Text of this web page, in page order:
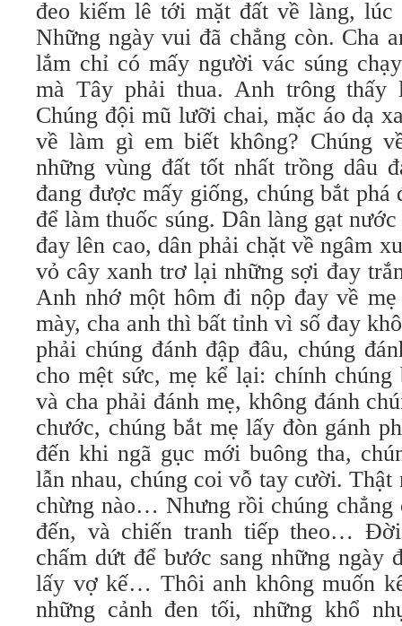
đeo kiếm lê tới mặt đất về làng,
Những ngày vui đã chẳng còn. Cha
lắm chỉ có mấy người vác súng
mà Tây phải thua. Anh trông
Chúng đội mũ lưỡi chai, mặc áo dạ
về làm gì em biết không? Chúng
những vùng đất tốt nhất trồng dâu
đang được mấy giống, chúng bắt phá
để làm thuốc súng. Dân làng gạt
đay lên cao, dân phải chặt về ngâm
vỏ cây xanh trơ lại những sợi đay
Anh nhớ một hôm đi nộp đay về
mày, cha anh thì bất tỉnh vì số đay
phải chúng đánh đập đâu, chúng
cho mệt sức, mẹ kể lại: chính chúng
và cha phải đánh mẹ, không đánh
chước, chúng bắt mẹ lấy đòn gánh
đến khi ngã gục mới buông tha,
lẫn nhau, chúng coi vỗ tay cười. Thật
chừng nào… Nhưng rồi chúng chẳng
đến, và chiến tranh tiếp theo…
chấm dứt để bước sang những ngày
lấy vợ kế… Thôi anh không muốn
những cảnh đen tối, những khổ